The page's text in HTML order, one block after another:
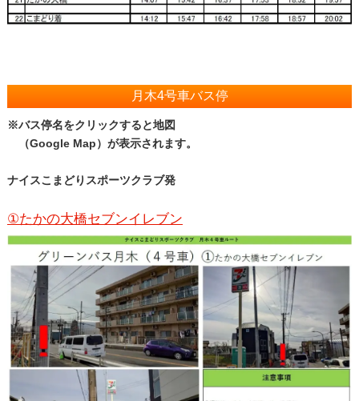
月木4号車バス停
※バス停名をクリックすると地図
（Google Map）が表示されます。
ナイスこまどりスポーツクラブ発
①たかの大橋セブンイレブン